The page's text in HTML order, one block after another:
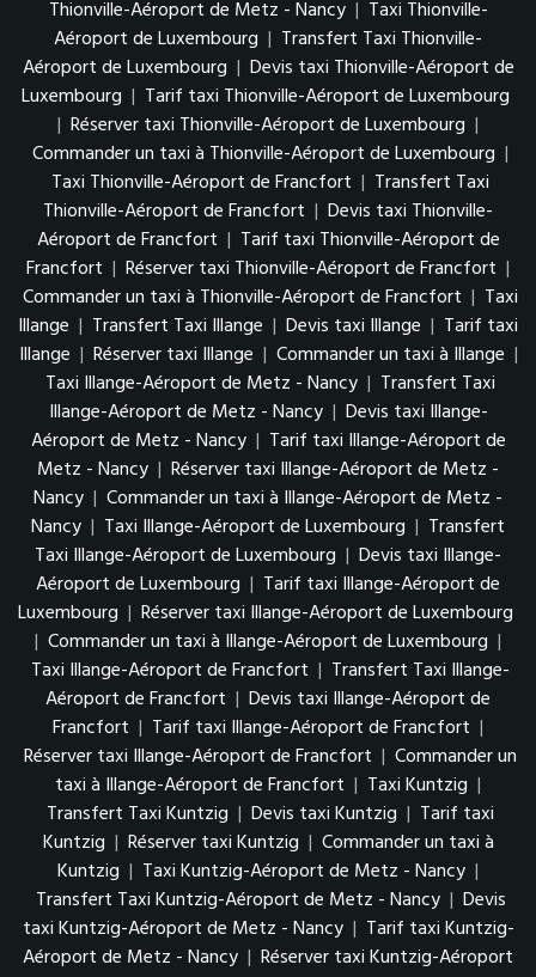
Thionville-Aéroport de Metz - Nancy | Taxi Thionville-
Aéroport de Luxembourg | Transfert Taxi Thionville-
Aéroport de Luxembourg | Devis taxi Thionville-Aéroport de
Luxembourg | Tarif taxi Thionville-Aéroport de Luxembourg
| Réserver taxi Thionville-Aéroport de Luxembourg |
Commander un taxi à Thionville-Aéroport de Luxembourg |
Taxi Thionville-Aéroport de Francfort | Transfert Taxi
Thionville-Aéroport de Francfort | Devis taxi Thionville-
Aéroport de Francfort | Tarif taxi Thionville-Aéroport de
Francfort | Réserver taxi Thionville-Aéroport de Francfort |
Commander un taxi à Thionville-Aéroport de Francfort | Taxi
Illange | Transfert Taxi Illange | Devis taxi Illange | Tarif taxi
Illange | Réserver taxi Illange | Commander un taxi à Illange |
Taxi Illange-Aéroport de Metz - Nancy | Transfert Taxi
Illange-Aéroport de Metz - Nancy | Devis taxi Illange-
Aéroport de Metz - Nancy | Tarif taxi Illange-Aéroport de
Metz - Nancy | Réserver taxi Illange-Aéroport de Metz -
Nancy | Commander un taxi à Illange-Aéroport de Metz -
Nancy | Taxi Illange-Aéroport de Luxembourg | Transfert
Taxi Illange-Aéroport de Luxembourg | Devis taxi Illange-
Aéroport de Luxembourg | Tarif taxi Illange-Aéroport de
Luxembourg | Réserver taxi Illange-Aéroport de Luxembourg
| Commander un taxi à Illange-Aéroport de Luxembourg |
Taxi Illange-Aéroport de Francfort | Transfert Taxi Illange-
Aéroport de Francfort | Devis taxi Illange-Aéroport de
Francfort | Tarif taxi Illange-Aéroport de Francfort |
Réserver taxi Illange-Aéroport de Francfort | Commander un
taxi à Illange-Aéroport de Francfort | Taxi Kuntzig |
Transfert Taxi Kuntzig | Devis taxi Kuntzig | Tarif taxi
Kuntzig | Réserver taxi Kuntzig | Commander un taxi à
Kuntzig | Taxi Kuntzig-Aéroport de Metz - Nancy |
Transfert Taxi Kuntzig-Aéroport de Metz - Nancy | Devis
taxi Kuntzig-Aéroport de Metz - Nancy | Tarif taxi Kuntzig-
Aéroport de Metz - Nancy | Réserver taxi Kuntzig-Aéroport